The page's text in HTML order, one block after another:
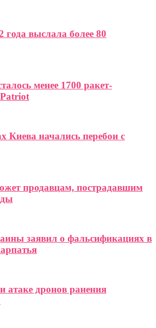
года выслала более 80
менее 1700 ракет-
Киева начались перебои с
продавцам, пострадавшим
заявил о фальсификациях в
атаке дронов ранения